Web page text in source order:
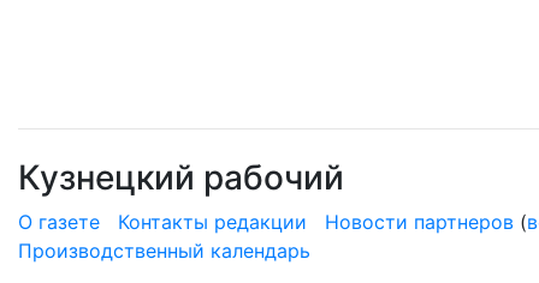
Кузнецкий рабочий
О газете Контакты редакции Новости партнеров (
Производственный календарь